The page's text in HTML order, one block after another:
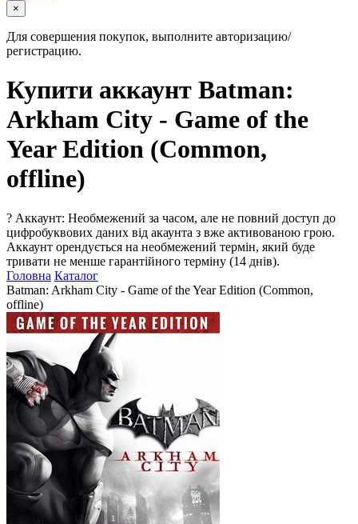
×
Для совершения покупок, выполните авторизацию/
регистрацию.
Купити аккаунт Batman:
Arkham City - Game of the
Year Edition (Common,
offline)
? Аккаунт: Необмежений за часом, але не повний доступ до
цифробуквових даних від акаунта з вже активованою грою.
Аккаунт орендується на необмежений термін, який буде
тривати не менше гарантійного терміну (14 днів).
Головна Каталог
Batman: Arkham City - Game of the Year Edition (Common,
offline)